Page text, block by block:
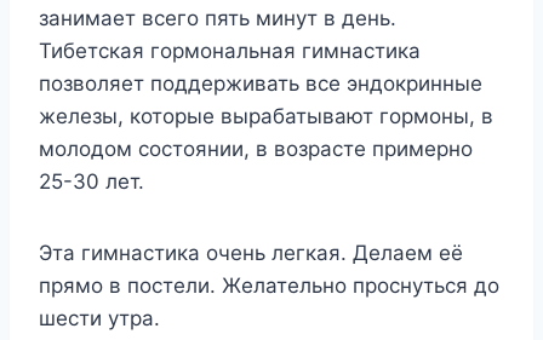
занимает всего пять минут в день.
Тибетская гормональная гимнастика
позволяет поддерживать все эндокринные
железы, которые вырабатывают гормоны, в
молодом состоянии, в возрасте примерно
25-30 лет.
Эта гимнастика очень легкая. Делаем её
прямо в постели. Желательно проснуться до
шести утра.